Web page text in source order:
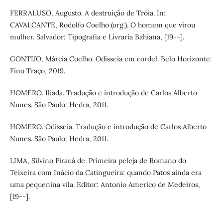
FERRALUSO, Augusto. A destruição de Tróia. In:
CAVALCANTE, Rodolfo Coelho (org.). O homem que virou
mulher. Salvador: Tipografia e Livraria Bahiana, [19--].
GONTIJO, Márcia Coelho. Odisseia em cordel. Belo Horizonte:
Fino Traço, 2019.
HOMERO. Ilíada. Tradução e introdução de Carlos Alberto
Nunes. São Paulo: Hedra, 2011.
HOMERO. Odisseia. Tradução e introdução de Carlos Alberto
Nunes. São Paulo: Hedra, 2011.
LIMA, Silvino Pirauá de. Primeira peleja de Romano do
Teixeira com Inácio da Catingueira: quando Patos ainda era
uma pequenina vila. Editor: Antonio Americo de Medeiros,
[19--].